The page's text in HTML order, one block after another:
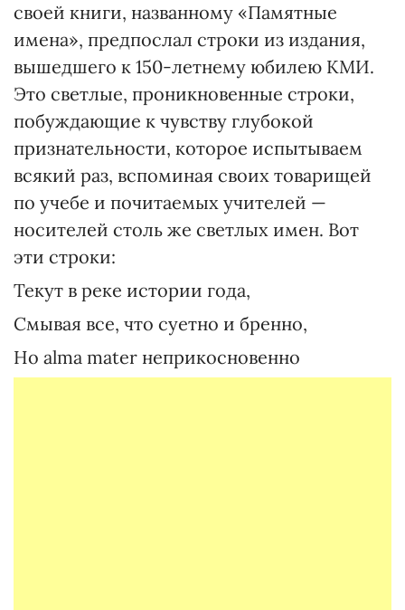
своей книги, названному «Памятные
имена», предпослал строки из издания,
вышедшего к 150-летнему юбилею КМИ.
Это светлые, проникновенные строки,
побуждающие к чувству глубокой
признательности, которое испытываем
всякий раз, вспоминая своих товарищей
по учебе и почитаемых учителей —
носителей столь же светлых имен. Вот
эти строки:
Текут в реке истории года,
Смывая все, что суетно и бренно,
Но alma mater неприкосновенно